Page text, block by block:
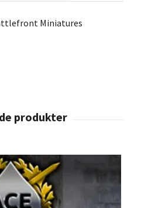
Miniatures